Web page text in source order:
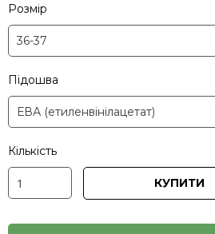
Розмір
Підошва
Кількість
КУПИТИ